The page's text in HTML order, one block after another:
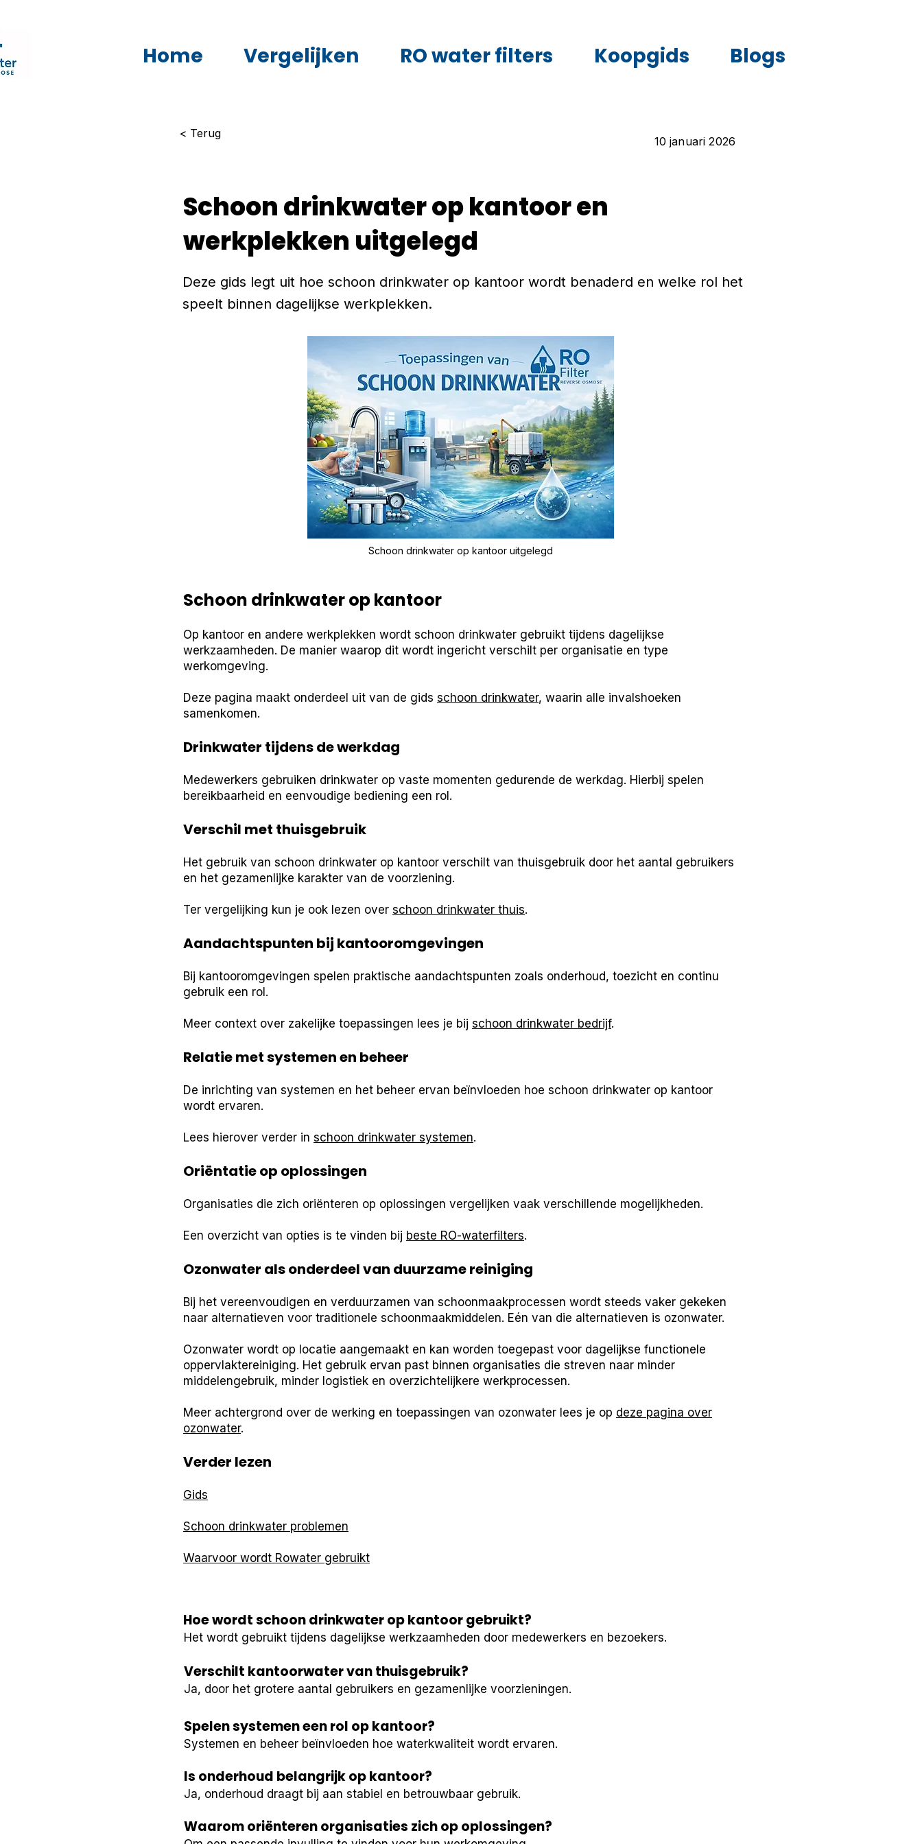
Home Vergelijken RO water filters Koopgids Blogs
< Terug
10 januari 2026
Schoon drinkwater op kantoor en
werkplekken uitgelegd
Deze gids legt uit hoe schoon drinkwater op kantoor wordt benaderd en welke rol het
speelt binnen dagelijkse werkplekken.
Schoon drinkwater op kantoor uitgelegd
Schoon drinkwater op kantoor
Op kantoor en andere werkplekken wordt schoon drinkwater gebruikt tijdens dagelijkse
werkzaamheden. De manier waarop dit wordt ingericht verschilt per organisatie en type
werkomgeving.
Deze pagina maakt onderdeel uit van de gids schoon drinkwater, waarin alle invalshoeken
samenkomen.
Drinkwater tijdens de werkdag
Medewerkers gebruiken drinkwater op vaste momenten gedurende de werkdag. Hierbij spelen
bereikbaarheid en eenvoudige bediening een rol.
Verschil met thuisgebruik
Het gebruik van schoon drinkwater op kantoor verschilt van thuisgebruik door het aantal gebruikers
en het gezamenlijke karakter van de voorziening.
Ter vergelijking kun je ook lezen over schoon drinkwater thuis.
Aandachtspunten bij kantooromgevingen
Bij kantooromgevingen spelen praktische aandachtspunten zoals onderhoud, toezicht en continu
gebruik een rol.
Meer context over zakelijke toepassingen lees je bij schoon drinkwater bedrijf.
Relatie met systemen en beheer
De inrichting van systemen en het beheer ervan beïnvloeden hoe schoon drinkwater op kantoor
wordt ervaren.
Lees hierover verder in schoon drinkwater systemen.
Oriëntatie op oplossingen
Organisaties die zich oriënteren op oplossingen vergelijken vaak verschillende mogelijkheden.
Een overzicht van opties is te vinden bij beste RO-waterfilters.
Ozonwater als onderdeel van duurzame reiniging
Bij het vereenvoudigen en verduurzamen van schoonmaakprocessen wordt steeds vaker gekeken
naar alternatieven voor traditionele schoonmaakmiddelen. Eén van die alternatieven is ozonwater.
Ozonwater wordt op locatie aangemaakt en kan worden toegepast voor dagelijkse functionele
oppervlaktereiniging. Het gebruik ervan past binnen organisaties die streven naar minder
middelengebruik, minder logistiek en overzichtelijkere werkprocessen.
Meer achtergrond over de werking en toepassingen van ozonwater lees je op deze pagina over
ozonwater.
Verder lezen
Gids
Schoon drinkwater problemen
Waarvoor wordt Rowater gebruikt
Hoe wordt schoon drinkwater op kantoor gebruikt?
Het wordt gebruikt tijdens dagelijkse werkzaamheden door medewerkers en bezoekers.
Verschilt kantoorwater van thuisgebruik?
Ja, door het grotere aantal gebruikers en gezamenlijke voorzieningen.
Spelen systemen een rol op kantoor?
Systemen en beheer beïnvloeden hoe waterkwaliteit wordt ervaren.
Is onderhoud belangrijk op kantoor?
Ja, onderhoud draagt bij aan stabiel en betrouwbaar gebruik.
Waarom oriënteren organisaties zich op oplossingen?